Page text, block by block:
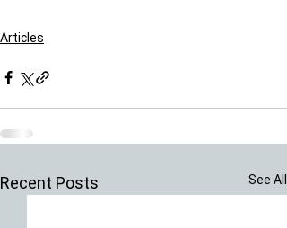
Articles
Recent Posts See All